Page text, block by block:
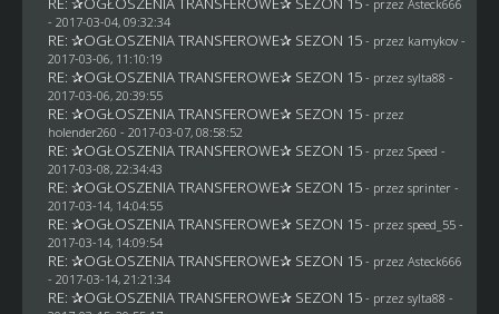
- przez Asteck666
- 2017-03-04, 09:32:34
RE: ✰OGŁOSZENIA TRANSFEROWE✰ SEZON 15 - przez kamykov-
2017-03-06, 11:10:19
RE: ✰OGŁOSZENIA TRANSFEROWE✰ SEZON 15 - przez sylta88 -
2017-03-06, 20:39:55
RE: ✰OGŁOSZENIA TRANSFEROWE✰ SEZON 15 - przez
holender260 - 2017-03-07, 08:58:52
RE: ✰OGŁOSZENIA TRANSFEROWE✰ SEZON 15 - przez Speed -
2017-03-08, 22:34:43
RE: ✰OGŁOSZENIA TRANSFEROWE✰ SEZON 15 - przez sprinter -
2017-03-14, 14:04:55
RE: ✰OGŁOSZENIA TRANSFEROWE✰ SEZON 15 - przez speed_55 -
2017-03-14, 14:09:54
RE: ✰OGŁOSZENIA TRANSFEROWE✰ SEZON 15 - przez Asteck666
- 2017-03-14, 21:21:34
RE: ✰OGŁOSZENIA TRANSFEROWE✰ SEZON 15 - przez sylta88 -